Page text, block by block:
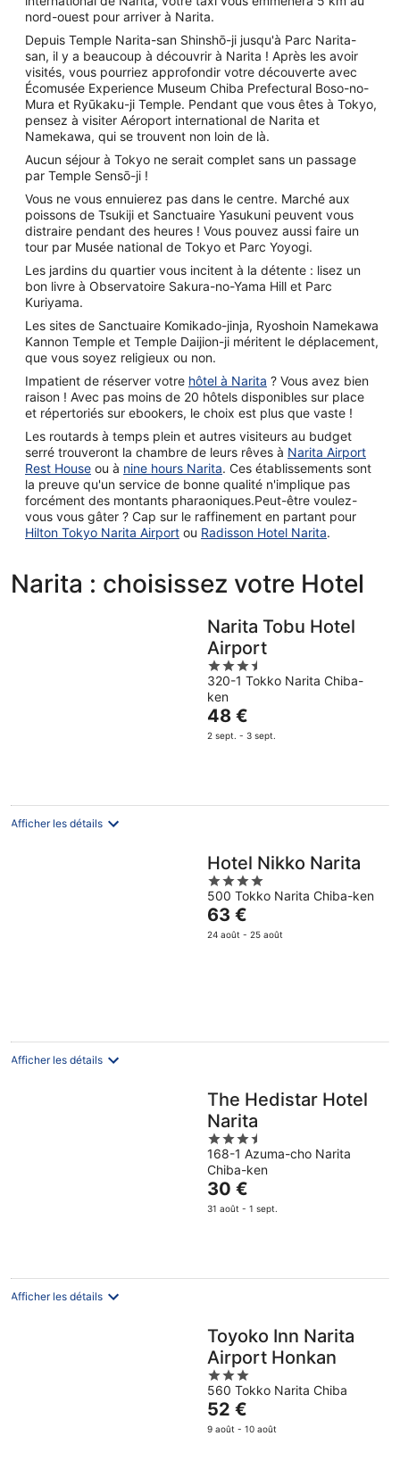
nord-ouest pour arriver à Narita.
Depuis Temple Narita-san Shinshō-ji jusqu'à Parc Narita-
san, il y a beaucoup à découvrir à Narita ! Après les avoir
visités, vous pourriez approfondir votre découverte avec
Écomusée Experience Museum Chiba Prefectural Boso-no-
Mura et Ryūkaku-ji Temple. Pendant que vous êtes à Tokyo,
pensez à visiter Aéroport international de Narita et
Namekawa, qui se trouvent non loin de là.
Aucun séjour à Tokyo ne serait complet sans un passage
par Temple Sensō-ji !
Vous ne vous ennuierez pas dans le centre. Marché aux
poissons de Tsukiji et Sanctuaire Yasukuni peuvent vous
distraire pendant des heures ! Vous pouvez aussi faire un
tour par Musée national de Tokyo et Parc Yoyogi.
Les jardins du quartier vous incitent à la détente : lisez un
bon livre à Observatoire Sakura-no-Yama Hill et Parc
Kuriyama.
Les sites de Sanctuaire Komikado-jinja, Ryoshoin Namekawa
Kannon Temple et Temple Daijion-ji méritent le déplacement,
que vous soyez religieux ou non.
Impatient de réserver votre hôtel à Narita ? Vous avez bien
raison ! Avec pas moins de 20 hôtels disponibles sur place
et répertoriés sur ebookers, le choix est plus que vaste !
Les routards à temps plein et autres visiteurs au budget
serré trouveront la chambre de leurs rêves à Narita Airport
Rest House ou à nine hours Narita. Ces établissements sont
la preuve qu'un service de bonne qualité n'implique pas
forcément des montants pharaoniques.Peut-être voulez-
vous vous gâter ? Cap sur le raffinement en partant pour
Hilton Tokyo Narita Airport ou Radisson Hotel Narita.
Narita : choisissez votre Hotel
Narita Tobu Hotel
Airport
3.5
out
of
5
320-1 Tokko Narita Chiba-
ken
Le
prix
par
48 €
2 sept. - 3 sept.
Afficher les détails
Hotel Nikko Narita
4
out
of
5
500 Tokko Narita Chiba-ken
Le
prix
63 €
24 août - 25 août
Afficher les détails
The Hedistar Hotel
Narita
3.5
out
of
5
168-1 Azuma-cho Narita
Chiba-ken
Le
prix
par
30 €
31 août - 1 sept.
Afficher les détails
Toyoko Inn Narita
Airport Honkan
3
out
of
5
560 Tokko Narita Chiba
Le
prix
52 €
9 août - 10 août